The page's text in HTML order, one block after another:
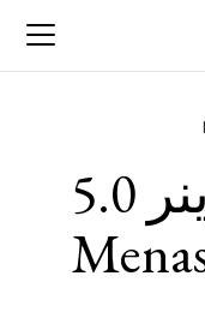
نایک رایگان ترینر 5.0